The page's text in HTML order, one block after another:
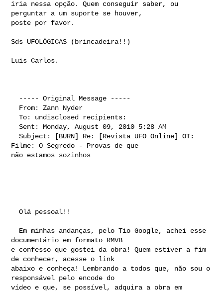
iria nessa opção. Quem conseguir saber, ou
perguntar a um suporte se houver,
poste por favor.
Sds UFOLÓGICAS (brincadeira!!)
Luis Carlos.
  To: undisclosed recipients:
  Sent: Monday, August 09, 2010 5:28 AM
  Subject: [BURN] Re: [Revista UFO Online] OT:
Filme: O Segredo - Provas de que
não estamos sozinhos
  Olá pessoal!!
documentário em formato RMVB
e confesso que gostei da obra! Quem estiver a fim
de conhecer, acesse o link
abaixo e conheça! Lembrando a todos que, não sou o
responsável pelo encode do
vídeo e que, se possível, adquira a obra em